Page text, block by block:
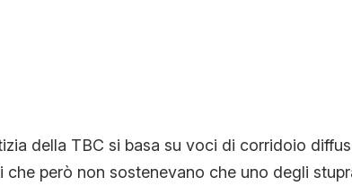
della TBC si basa su voci di corridoio
però non sostenevano che uno degli